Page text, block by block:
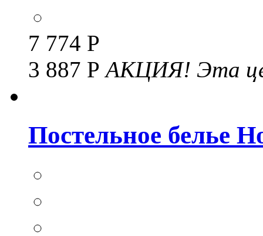
7 774 Р
3 887 РАКЦИЯ! Эта
Постельное белье